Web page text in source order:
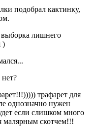
подобрал кактинку,
лишнего
)
трафарет для
однозначно нужен
если слишком много
малярным скотчем!!!